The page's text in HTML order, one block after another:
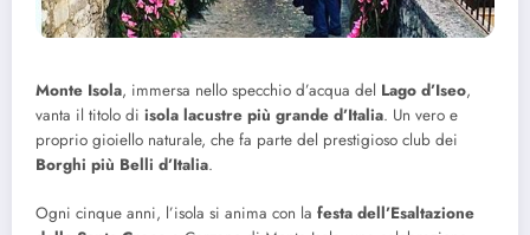
Monte Isola, immersa nello specchio d’acqua del Lago d’Iseo,
vanta il titolo di isola lacustre più grande d’Italia. Un vero e
proprio gioiello naturale, che fa parte del prestigioso club dei
Borghi più Belli d’Italia.
Ogni cinque anni, l’isola si anima con la festa dell’Esaltazione